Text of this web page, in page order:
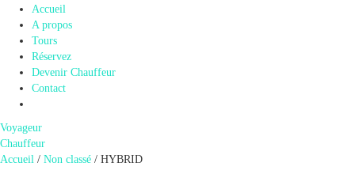
Accueil
A propos
Tours
Réservez
Devenir Chauffeur
Contact
Voyageur
Chauffeur
Accueil / Non classé / HYBRID